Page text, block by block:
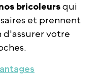
bricoleursqui
et prennent
d'assurer votre